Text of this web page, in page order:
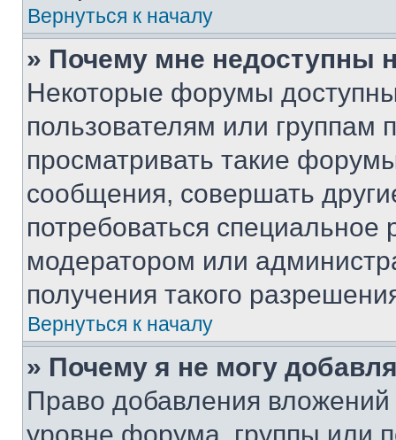
Вернуться к началу
» Почему мне недоступны
Некоторые форумы
пользователям или группам
просматривать такие
сообщения, совершать
потребоваться
модератором или
получения такого
Вернуться к началу
» Почему я не могу
Право добавления